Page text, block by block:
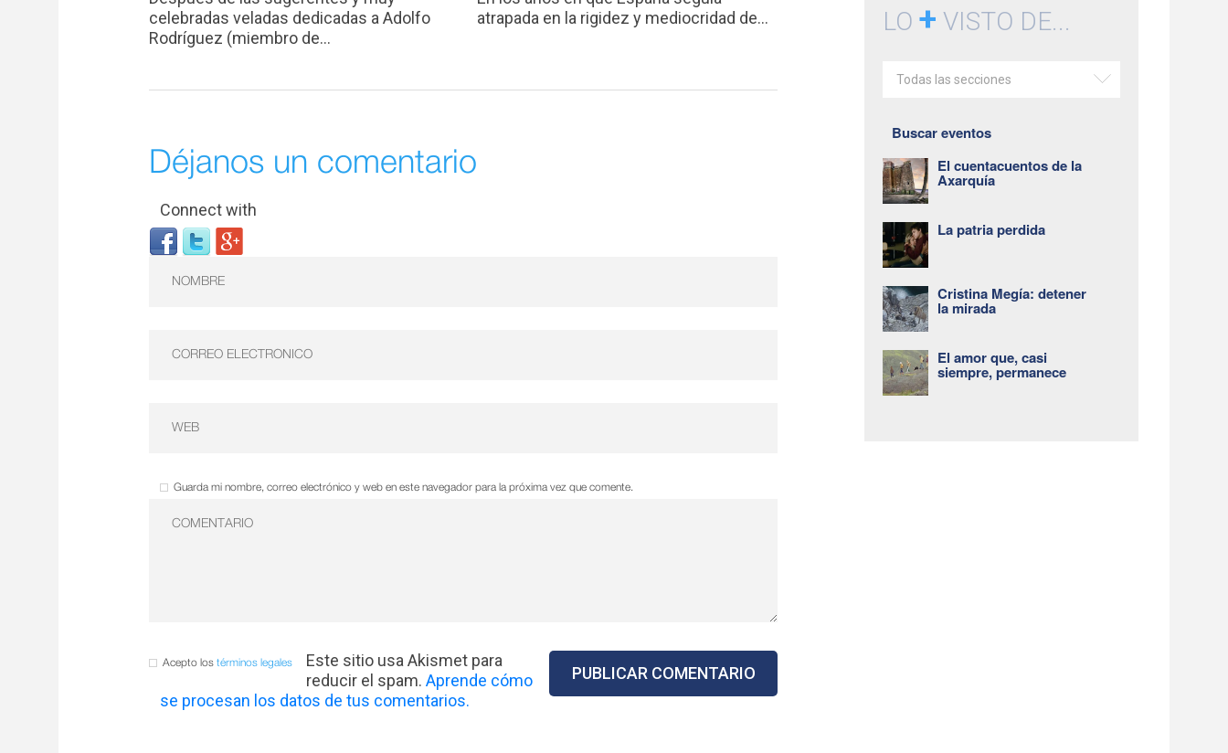
celebradas veladas dedicadas a Adolfo
Rodríguez (miembro de...
atrapada en la rigidez y mediocridad de...
Déjanos un comentario
Connect with
Guarda mi nombre, correo electrónico y web en este navegador para la próxima vez que comente.
Acepto los términos legales
Este sitio usa Akismet para
reducir el spam. Aprende cómo
se procesan los datos de tus comentarios.
LO+ VISTO DE...
Todas las secciones
Buscar eventos
El cuentacuentos de la
Axarquía
La patria perdida
Cristina Megía: detener
la mirada
El amor que, casi
siempre, permanece